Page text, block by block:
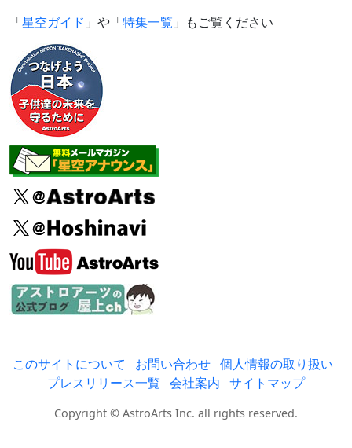
「星空ガイド 」や「特集一覧 」もご覧ください
このサイトについて お問い合わせ 個人情報の取り扱い
プレスリリース一覧 会社案内 サイトマップ
Copyright © AstroArts Inc. all rights reserved.